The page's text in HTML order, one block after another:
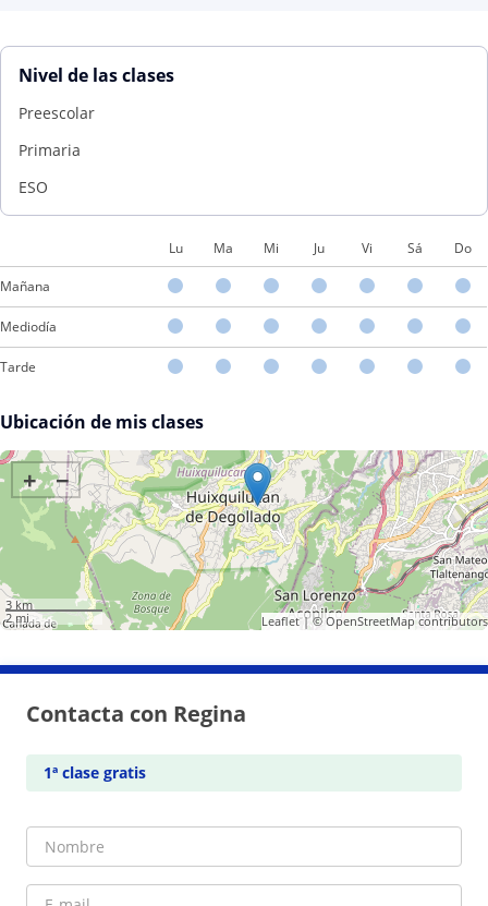
Nivel de las clases
Preescolar
Primaria
ESO
Lu Ma Mi Ju Vi Sá Do
Mañana
Mediodía
Tarde
Ubicación de mis clases
+ −
3 km
2 mi
Leaflet| ©OpenStreetMapcontributors
Contacta con Regina
1ª clase gratis